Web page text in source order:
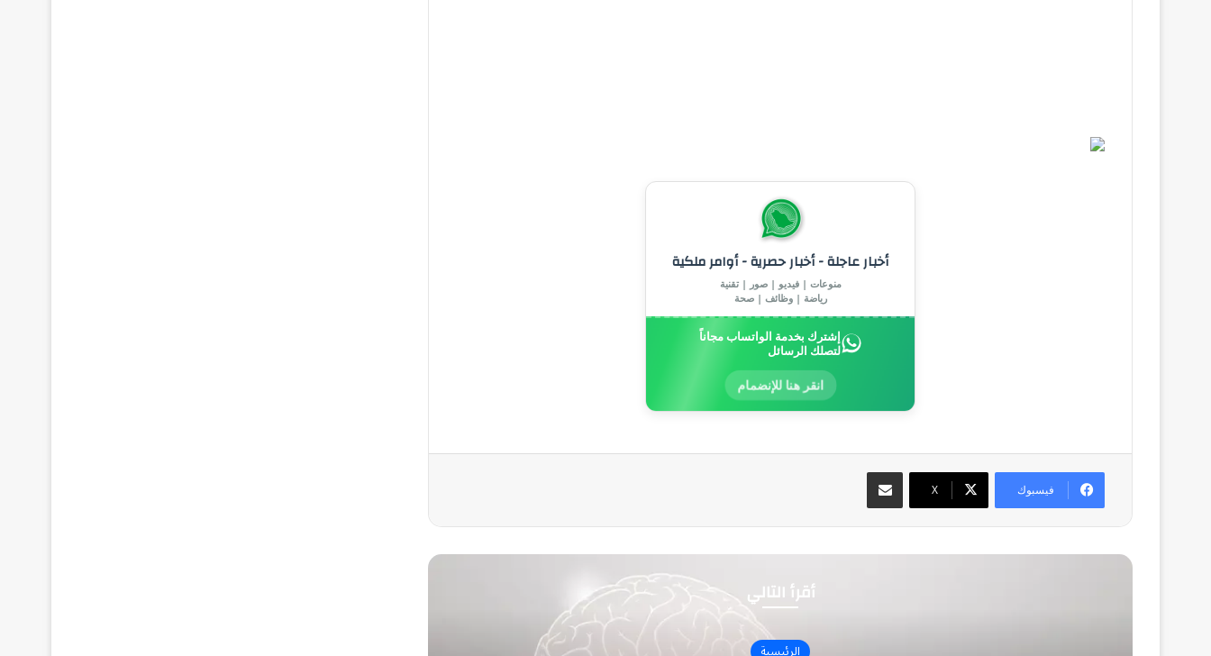
أخبار عاجلة - أخبار حصرية - أوامر ملكية
منوعات | فيديو | صور | تقنية
رياضة | وظائف | صحة
إشترك بخدمة الواتساب مجاناً
لتصلك الرسائل
انقر هنا للإنضمام
فيسبوك ‫X
مشاركة عبر البريد
أقرأ التالي